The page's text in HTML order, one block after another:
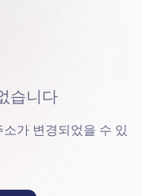
습니다
가 변경되었을 수 있